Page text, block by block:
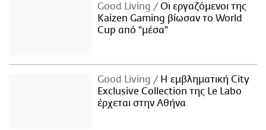
Good Living
Οι εργαζόμενοι της
Kaizen Gaming βίωσαν το World
Cup από "μέσα"
Good Living
Η εμβληματική City
Exclusive Collection της Le Labo
έρχεται στην Αθήνα